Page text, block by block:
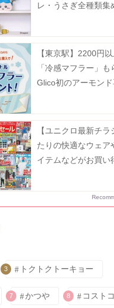
レ・うさぎ全種類集
【東京駅】2200円
「冷感マフラー」も
Glico初のアーモン
【ユニクロ最新チ
たりの快適なウェア
イテムなどがお買い
3 トクトクトーキョー
7 かつや 8 コストコ